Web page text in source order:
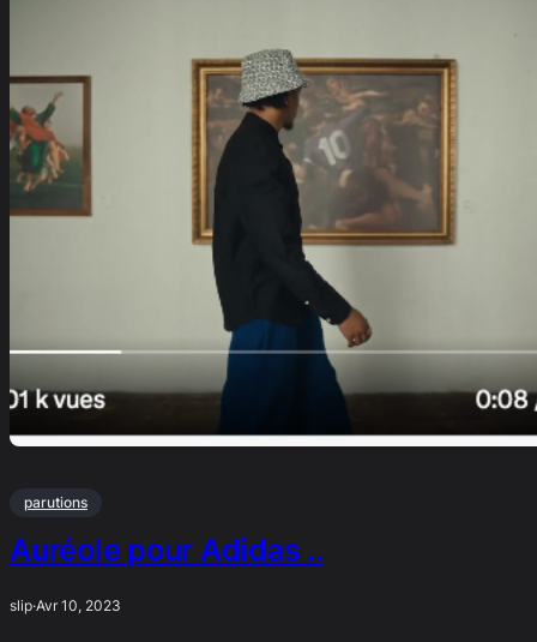
parutions
Auréole pour Adidas ..
slip·Avr 10, 2023